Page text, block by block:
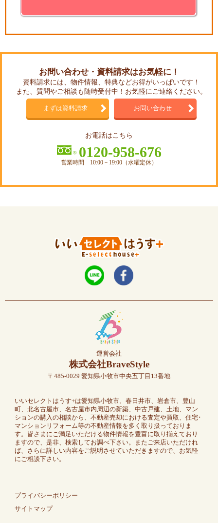
お問い合わせ・資料請求はお気軽に！
資料請求には、物件情報、特典などお得がいっぱいです！
また、質問やご相談も随時受付中！お気軽にご連絡ください。
まずは資料請求 お問い合わせ
お電話はこちら
0120-958-676
営業時間 10:00－19:00（水曜定休）
運営会社
株式会社BraveStyle
〒485-0029 愛知県小牧市中央五丁目13番地
いいセレクトはうす+は愛知県小牧市、春日井市、岩倉市、豊山
町、北名古屋市、名古屋市内周辺の新築、中古戸建、土地、マン
ションの購入の相談から、不動産売却における査定や買取、住宅･
マンションリフォーム等の不動産情報を多く取り扱っておりま
す。皆さまにご満足いただける物件情報を豊富に取り揃えており
ますので、是非、検索してお調べ下さい。またご来店いただけれ
ば、さらに詳しい内容をご説明させていただきますので、お気軽
にご相談下さい。
プライバシーポリシー
サイトマップ